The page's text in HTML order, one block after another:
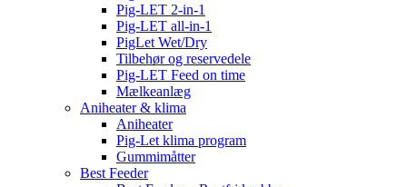
Pig-LET 2-in-1
Pig-LET all-in-1
PigLet Wet/Dry
Tilbehør og reservedele
Pig-LET Feed on time
Mælkeanlæg
Aniheater & klima
Aniheater
Pig-Let klima program
Gummimåtter
Best Feeder